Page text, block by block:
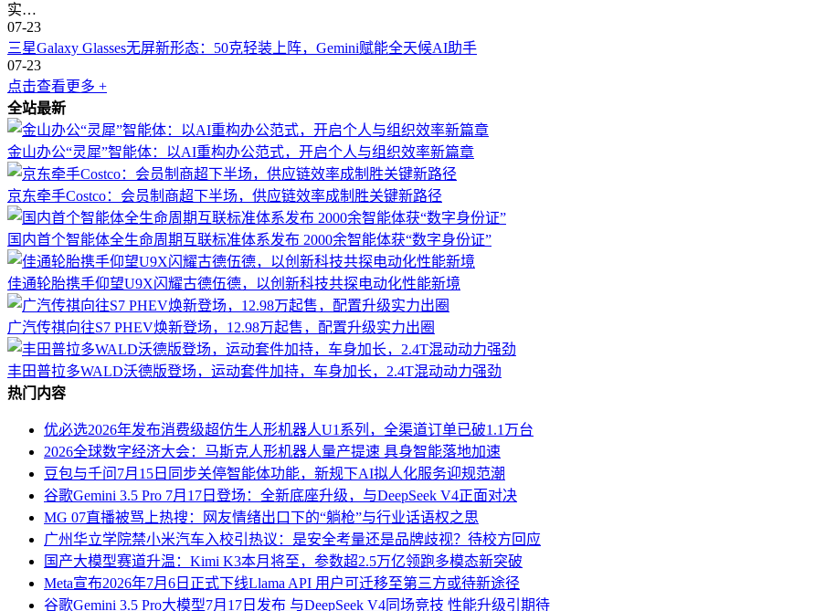
Cursor 则代表了第三条路：极致的用户体验。其年化收入突破 20 亿美元、正在寻求 20 亿美元新一轮融资的壮举说明，独立
DeepSeek Harness 在这个牢固的格局里，至少能找到四个维度的差异化生存空间：
极致的成本优势：DeepSeek V4 系列的 API 定价远低于 Claude 和 GPT。如果 Harness 延续这一补贴策略，它将成为全球性价比
原生的开源生态：DeepSeek 模型在开源社区拥有极高的活跃度，此前开发者已自发推出了 DeepSeek-TUI 等项目。官方
中文编码的天然护城河：Claude Code 和 OpenAI 都是以英文场景为主进行优化的。面对中文技术栈中的 API 文档、特定社区
势。
最关键的数据飞轮：Harness 团队的底牌不仅是“做一款产品”，更是通过真实项目中的代码测试、报错反馈，合规地反哺到底
某大数据高管曾在雷峰网采访中谈到 Agent 落地的核心挑战：「企业级 Agent 不是一个模型问题，而是一个工程问题。谁能
DeepSeek Harness 的组建，正是对这一行业铁律的直接组织回应。
当然，DeepSeek Harness 目前还处于团队组建阶段，距离产品正式上线至少需要 6-12 个月的时间。
这个时间差构成了巨大的不确定性：在这段窗口期里，Claude Code 的领先优势可能会进一步扩大。如果 Google 刚刚在 I/O
DeepSeek 留下的入场时间并不宽裕。
对于仍在招兵买马的 Harness 来说，这注定是一场与时间的正面赛跑。
04Harness 背后的三层拐点信号
对于 DeepSeek 自身而言，Harness 团队意味着从“开源模型实验室”到“产品公司”的组织进化。如果 Harness 成功，DeepSeek
里的 Qwen Code 命令行/插件系统），并建立起“模型→产品→数据→模型”的完整闭环。
对于中国 AI 产业而言，这是一个拐点信号。过去两年，中国 AI 公司的竞争焦点一直是“谁的模型参数更多、跑分（
用、谁的生态更完善”转移。 Google I/O 2026 的密集发布已经预示了这一趋势，DeepSeek Harness 的组建则是中国 AI 公司对
对于开发者而言，这意味着更多的选择和更低的价格。当 DeepSeek 把“免费+开源+中文优化”的编码 Agent 推向市场时，
实…
07-23
三星Galaxy Glasses无屏新形态：50克轻装上阵，Gemini赋能全天候AI助手
07-23
点击查看更多 +
全站最新
金山办公“灵犀”智能体：以AI重构办公范式，开启个人与组织效率新篇章
京东牵手Costco：会员制商超下半场，供应链效率成制胜关键新路径
国内首个智能体全生命周期互联标准体系发布 2000余智能体获“数字身份证”
佳通轮胎携手仰望U9X闪耀古德伍德，以创新科技共探电动化性能新境
广汽传祺向往S7 PHEV焕新登场，12.98万起售，配置升级实力出圈
丰田普拉多WALD沃德版登场，运动套件加持，车身加长，2.4T混动动力强劲
热门内容
优必选2026年发布消费级超仿生人形机器人U1系列，全渠道订单已破1.1万台
2026全球数字经济大会：马斯克人形机器人量产提速 具身智能落地加速
豆包与千问7月15日同步关停智能体功能，新规下AI拟人化服务迎规范潮
谷歌Gemini 3.5 Pro 7月17日登场：全新底座升级，与DeepSeek V4正面对决
MG 07直播被骂上热搜：网友情绪出口下的“躺枪”与行业话语权之思
广州华立学院禁小米汽车入校引热议：是安全考量还是品牌歧视？待校方回应
国产大模型赛道升温：Kimi K3本月将至，参数超2.5万亿领跑多模态新突破
Meta宣布2026年7月6日正式下线Llama API 用户可迁移至第三方或待新途径
谷歌Gemini 3.5 Pro大模型7月17日发布 与DeepSeek V4同场竞技 性能升级引期待